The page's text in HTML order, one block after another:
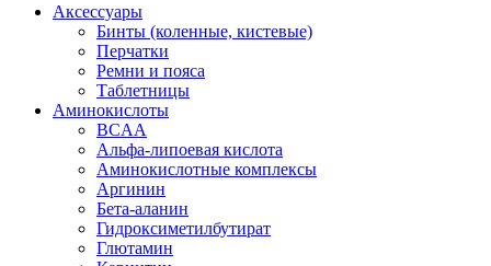
Аксессуары
Бинты (коленные, кистевые)
Перчатки
Ремни и пояса
Таблетницы
Аминокислоты
BCAA
Альфа-липоевая кислота
Аминокислотные комплексы
Аргинин
Бета-аланин
Гидроксиметилбутират
Глютамин